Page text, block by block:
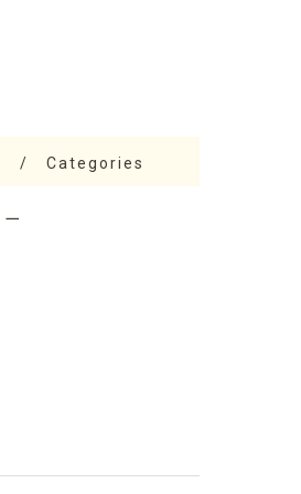
Categories